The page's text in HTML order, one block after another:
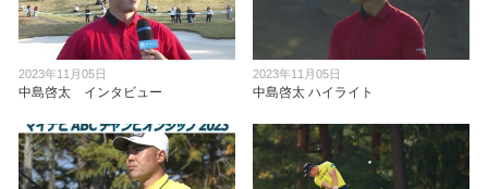
2023年11月05日
中島啓太 インタビュー
2023年11月05日
中島啓太 ハイライト